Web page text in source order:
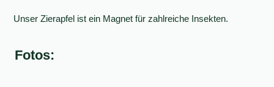
Unser Zierapfel ist ein Magnet für zahlreiche Insekten.
Fotos: